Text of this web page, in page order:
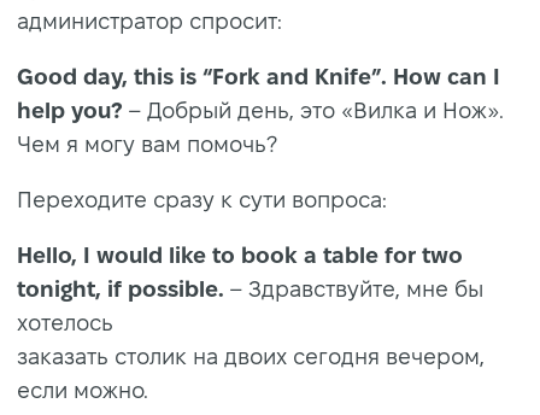
администратор спросит:
Good day, this is “Fork and Knife”. How can I
help you? – Добрый день, это «Вилка и Нож».
Чем я могу вам помочь?
Переходите сразу к сути вопроса:
Hello, I would like to book a table for two
tonight, if possible. – Здравствуйте, мне бы
хотелось
заказать столик на двоих сегодня вечером,
если можно.